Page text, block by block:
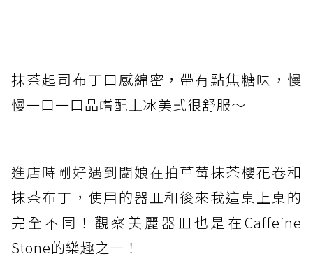
抹茶起司布丁口感綿密，帶有點焦糖味，慢
慢一口一口品嚐配上冰美式很舒服～
進店時剛好遇到闆娘在拍草莓抹茶櫻花卷和
抹茶布丁，使用的器皿和後來我這桌上桌的
完全不同！觀察美麗器皿也是在Caffeine
Stone的樂趣之一！